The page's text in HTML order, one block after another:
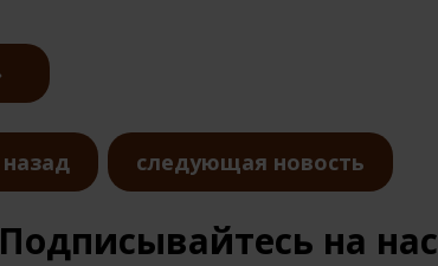
назад следующая новость
Подписывайтесь на нас